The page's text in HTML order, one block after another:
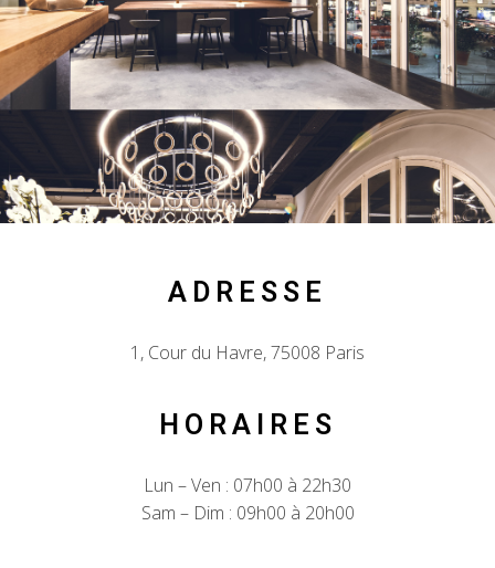
ADRESSE
1, Cour du Havre, 75008 Paris
HORAIRES
Lun – Ven : 07h00 à 22h30
Sam – Dim : 09h00 à 20h00